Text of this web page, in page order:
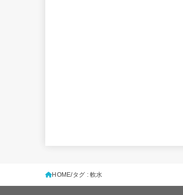
HOME タグ : 軟水